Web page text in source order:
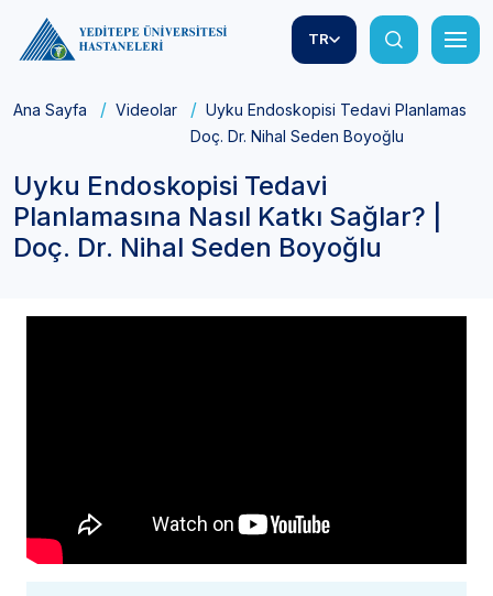
TR
Ana Sayfa Videolar
Uyku Endoskopisi Tedavi Planlamasına
Doç. Dr. Nihal Seden Boyoğlu
Uyku Endoskopisi Tedavi
Planlamasına Nasıl Katkı Sağlar? |
Doç. Dr. Nihal Seden Boyoğlu